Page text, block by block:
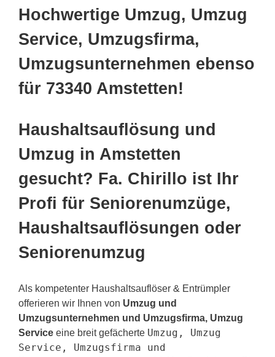
Hochwertige Umzug, Umzug
Service, Umzugsfirma,
Umzugsunternehmen ebenso
für 73340 Amstetten!
Haushaltsauflösung und
Umzug in Amstetten
gesucht? Fa. Chirillo ist Ihr
Profi für Seniorenumzüge,
Haushaltsauflösungen oder
Seniorenumzug
Als kompetenter Haushaltsauflöser & Entrümpler
offerieren wir Ihnen von Umzug und
Umzugsunternehmen und Umzugsfirma, Umzug
Service eine breit gefächerte Umzug, Umzug
Service, Umzugsfirma und